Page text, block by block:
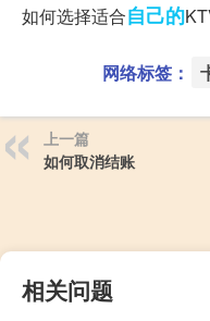
如何选择适合自己的
网络标签：
上一篇
如何取消结账
相关问题